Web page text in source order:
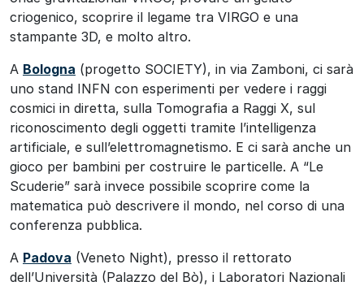
criogenico, scoprire il legame tra VIRGO e una
stampante 3D, e molto altro.
A Bologna (progetto SOCIETY), in via Zamboni, ci sarà
uno stand INFN con esperimenti per vedere i raggi
cosmici in diretta, sulla Tomografia a Raggi X, sul
riconoscimento degli oggetti tramite l’intelligenza
artificiale, e sull’elettromagnetismo. E ci sarà anche un
gioco per bambini per costruire le particelle. A “Le
Scuderie” sarà invece possibile scoprire come la
matematica può descrivere il mondo, nel corso di una
conferenza pubblica.
A Padova (Veneto Night), presso il rettorato
dell’Università (Palazzo del Bò), i Laboratori Nazionali